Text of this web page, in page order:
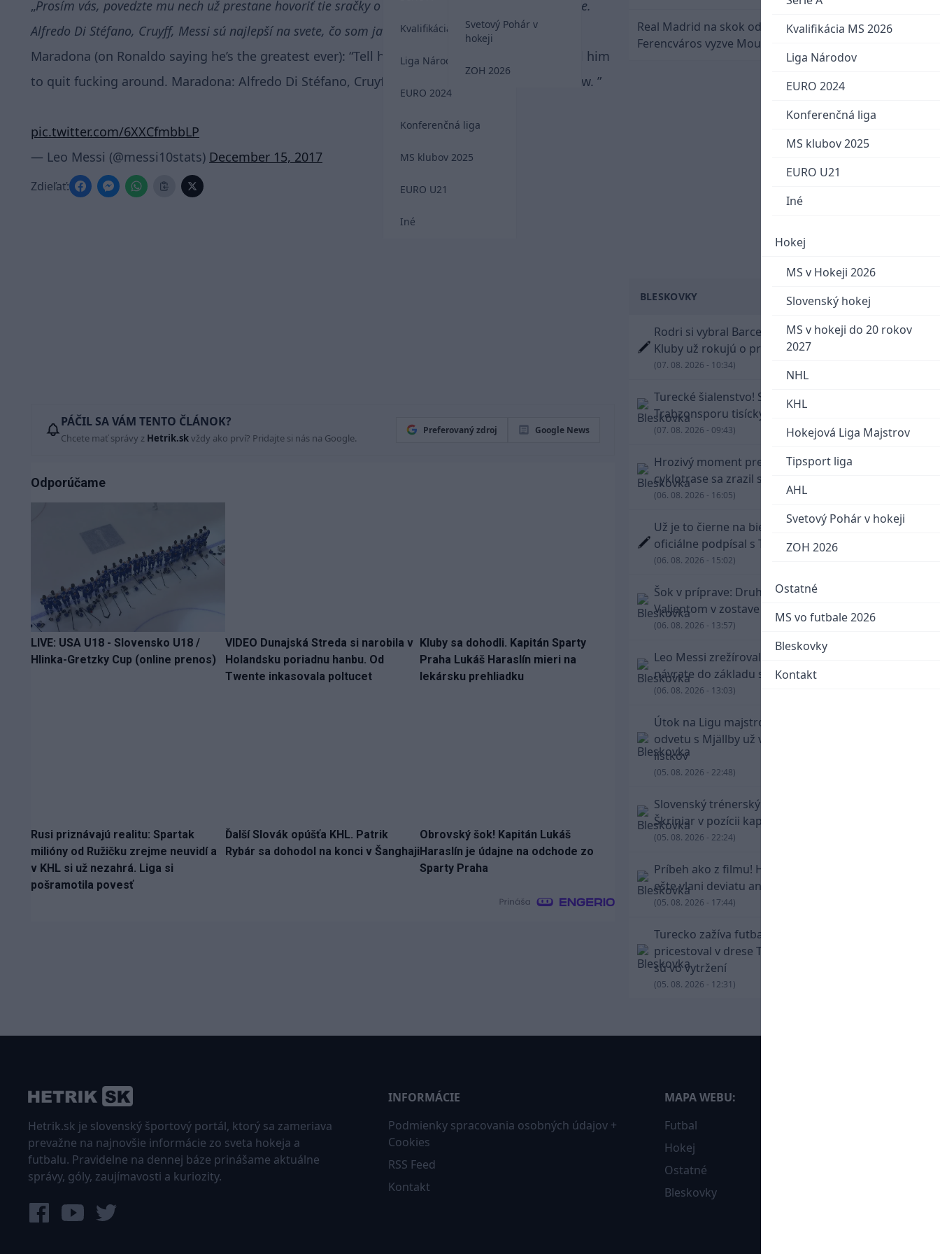
Kvalifikácia MS 2026
Liga Národov
EURO 2024
Konferenčná liga
MS klubov 2025
EURO U21
Iné
Svetový Pohár v
hokeji
ZOH 2026
Kvalifikácia MS 2026
Liga Národov
EURO 2024
Konferenčná liga
MS klubov 2025
EURO U21
Iné
Hokej
MS v Hokeji 2026
Slovenský hokej
MS v hokeji do 20 rokov
2027
NHL
KHL
Hokejová Liga Majstrov
Tipsport liga
AHL
Svetový Pohár v hokeji
ZOH 2026
Ostatné
MS vo futbale 2026
Bleskovky
Kontakt
Prosím vás, povedzte mu nech už prestane hovoriť tie sračky o tom, že je najlepší futbalista histórie.
Alfredo Di Stéfano, Cruyff, Messi sú najlepší na svete, čo som ja osobne kedy videl.
Maradona (on Ronaldo saying he’s the greatest ever): “Tell him to quit fucking around. Go tell him
to quit fucking around. Maradona: Alfredo Di Stéfano, Cruyff, Messi are the greatest that I saw. ”
pic.twitter.com/6XXCfmbbLP
— Leo Messi (@messi10stats) December 15, 2017
Zdieľať:
PÁČIL SA VÁM TENTO ČLÁNOK?
Chcete mať správy z Hetrik.skvždy ako prví? Pridajte si nás na Google.
Preferovaný zdroj Google News
Odporúčame
LIVE: USA U18 - Slovensko U18 /
Hlinka-Gretzky Cup (online prenos)
VIDEO Dunajská Streda si narobila v
Holandsku poriadnu hanbu. Od
Twente inkasovala poltucet
Kluby sa dohodli. Kapitán Sparty
Praha Lukáš Haraslín mieri na
lekársku prehliadku
Rusi priznávajú realitu: Spartak
milióny od Ružičku zrejme neuvidí a
v KHL si už nezahrá. Liga si
pošramotila povesť
Ďalší Slovák opúšťa KHL. Patrik
Rybár sa dohodol na konci v Šanghaji
Obrovský šok! Kapitán Lukáš
Haraslín je údajne na odchode zo
Sparty Praha
Real Madrid na skok od Slovenska: Borbélyho
Ferencváros vyzve Mourinhove hviezdy
BLESKOVKY
Rodri si vybral Barcelonu a odmietol Real.
Kluby už rokujú o prestupovej čiastke
(07. 08. 2026 - 10:34)
Turecké šialenstvo! Salaha vítali na štadióne
Trabzonsporu tisícky fanúšikov
(07. 08. 2026 - 09:43)
Hrozivý moment pre Zdena Cháru! Na
cyklotrase sa zrazil s bežcom
(06. 08. 2026 - 16:05)
Už je to čierne na bielom: Mohamed Salah
oficiálne podpísal s Trabzonsporom
(06. 08. 2026 - 15:02)
Šok v príprave: Druholigová Mallorca s
Valjentom v zostave zdolala PSG
(06. 08. 2026 - 13:57)
Leo Messi zrežíroval obrat Interu Miami, pri
návrate do základu strelil dva góly
(06. 08. 2026 - 13:03)
Útok na Ligu majstrov láka! Slovan hlási na
odvetu s Mjällby už viac ako 13-tisíc predaných
lístkov
(05. 08. 2026 - 22:48)
Slovenský trénerský súboj pre Borbélyho,
Škriniar v pozícii kapitána potiahol Fenerbahce
(05. 08. 2026 - 22:24)
Príbeh ako z filmu! Hrdina Slovana Kianga hral
ešte vlani deviatu anglickú ligu
(05. 08. 2026 - 17:44)
Turecko zažíva futbalové šialenstvo! Salah
pricestoval v drese Trabzonsporu, fanúšikovia
sú vo vytržení
(05. 08. 2026 - 12:31)
Hetrik.sk je slovenský športový portál, ktorý sa zameriava
prevažne na najnovšie informácie zo sveta hokeja a
futbalu. Pravidelne na dennej báze prinášame aktuálne
správy, góly, zaujímavosti a kuriozity.
INFORMÁCIE
Podmienky spracovania osobných údajov +
Cookies
RSS Feed
Kontakt
MAPA WEBU:
Futbal
Hokej
Ostatné
Bleskovky